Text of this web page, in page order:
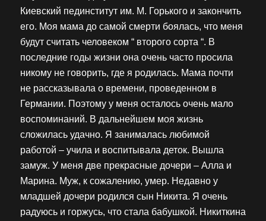
Киевский пединститут им. М. Горького и закончить
его. Моя мама до самой смерти боялась, что меня
будут считать человеком “ второго сорта “. В
последние годы жизни она очень часто просила
никому не говорить, где я родилась. Мама почти
не рассказывала о времени, проведенном в
Германии. Поэтому у меня осталось очень мало
воспоминаний. В дальнейшем моя жизнь
сложилась удачно. Я занималась любимой
работой – учила и воспитывала деток. Вышла
замуж. У меня две прекрасные дочери – Алла и
Марина. Муж, к сожалению, умер. Недавно у
младшей дочери родился сын Никита. Я очень
радуюсь и горжусь, что стала бабушкой. Никиткина